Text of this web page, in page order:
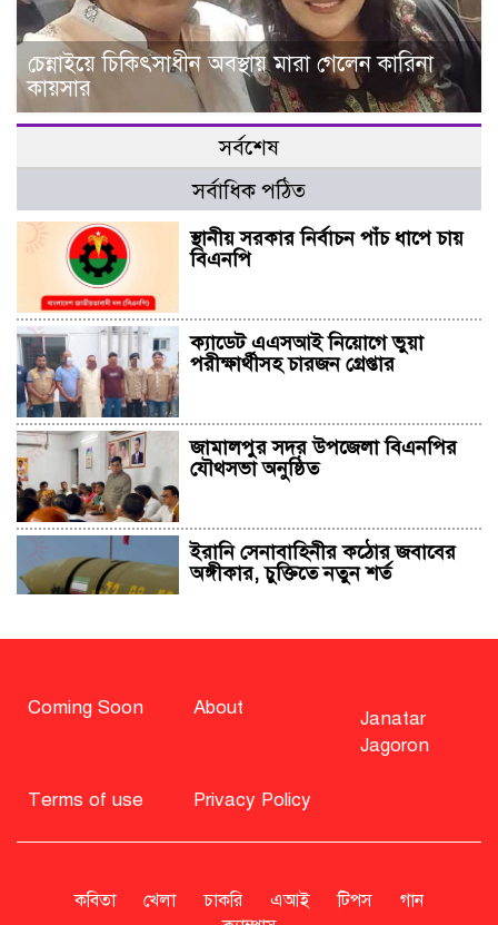
চেন্নাইয়ে চিকিৎসাধীন অবস্থায় মারা গেলেন কারিনা
কায়সার
সর্বশেষ
সর্বাধিক পঠিত
স্থানীয় সরকার নির্বাচন পাঁচ ধাপে চায়
বিএনপি
ক্যাডেট এএসআই নিয়োগে ভুয়া
পরীক্ষার্থীসহ চারজন গ্রেপ্তার
জামালপুর সদর উপজেলা বিএনপির
যৌথসভা অনুষ্ঠিত
ইরানি সেনাবাহিনীর কঠোর জবাবের
অঙ্গীকার, চুক্তিতে নতুন শর্ত
বিএনপি নিয়ে জামায়াতের মন্তব্যে
এনসিপি
Coming Soon About
Janatar
Jagoron
Terms of use Privacy Policy
কবিতা খেলা চাকরি এআই টিপস
গান